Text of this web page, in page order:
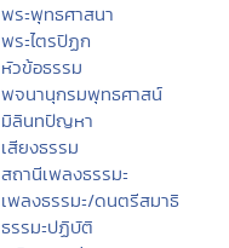
พระพุทธศาสนา
พระไตรปิฏก
หัวข้อธรรม
พจนานุกรมพุทธศาสน์
มิลินทปัญหา
เสียงธรรม
สถานีเพลงธรรมะ
เพลงธรรมะ/ดนตรีสมาธิ
ธรรมะปฏิบัติ